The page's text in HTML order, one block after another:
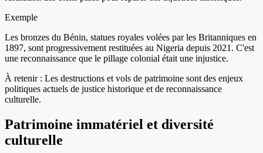
Exemple
Les bronzes du Bénin, statues royales volées par les Britanniques en
1897, sont progressivement restituées au Nigeria depuis 2021. C'est
une reconnaissance que le pillage colonial était une injustice.
À retenir : Les destructions et vols de patrimoine sont des enjeux
politiques actuels de justice historique et de reconnaissance
culturelle.
Patrimoine immatériel et diversité
culturelle